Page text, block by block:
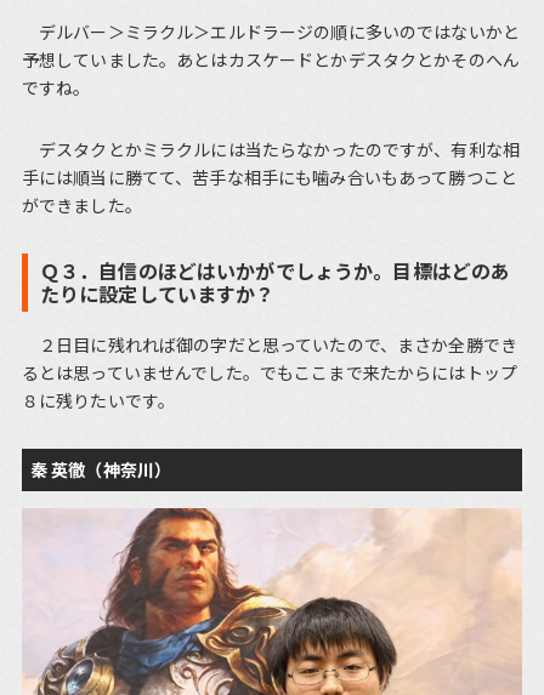
デルバー＞ミラクル＞エルドラージの順に多いのではないかと
予想していました。あとはカスケードとかデスタクとかそのへん
ですね。
デスタクとかミラクルには当たらなかったのですが、有利な相
手には順当に勝てて、苦手な相手にも噛み合いもあって勝つこと
ができました。
Ｑ３．自信のほどはいかがでしょうか。目標はどのあ
たりに設定していますか？
２日目に残れれば御の字だと思っていたので、まさか全勝でき
るとは思っていませんでした。でもここまで来たからにはトップ
８に残りたいです。
秦 英徹（神奈川）